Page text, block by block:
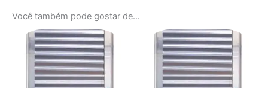
Você também pode gostar de…